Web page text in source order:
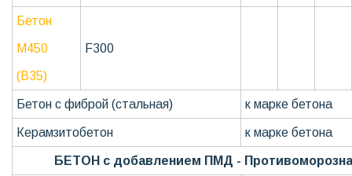
Бетон
М450
(В35)
F300
Бетон с фиброй (стальная) к марке бетона
Керамзитобетон к марке бетона
БЕТОН с добавлением ПМД -